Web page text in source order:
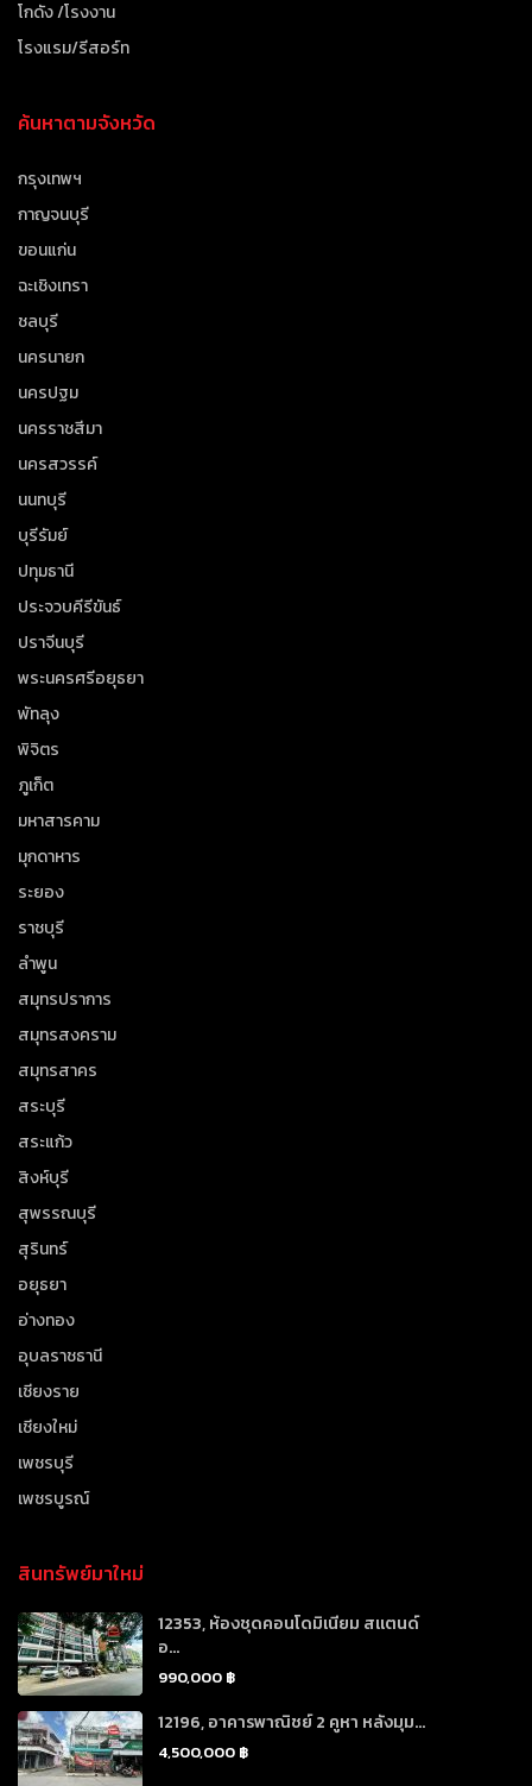
โกดัง /โรงงาน
โรงแรม/รีสอร์ท
ค้นหาตามจังหวัด
กรุงเทพฯ
กาญจนบุรี
ขอนแก่น
ฉะเชิงเทรา
ชลบุรี
นครนายก
นครปฐม
นครราชสีมา
นครสวรรค์
นนทบุรี
บุรีรัมย์
ปทุมธานี
ประจวบคีรีขันธ์
ปราจีนบุรี
พระนครศรีอยุธยา
พัทลุง
พิจิตร
ภูเก็ต
มหาสารคาม
มุกดาหาร
ระยอง
ราชบุรี
ลำพูน
สมุทรปราการ
สมุทรสงคราม
สมุทรสาคร
สระบุรี
สระแก้ว
สิงห์บุรี
สุพรรณบุรี
สุรินทร์
อยุธยา
อ่างทอง
อุบลราชธานี
เชียงราย
เชียงใหม่
เพชรบุรี
เพชรบูรณ์
สินทรัพย์มาใหม่
12353, ห้องชุดคอนโดมิเนียม สแตนด์
อ...
990,000 ฿
12196, อาคารพาณิชย์ 2 คูหา หลังมุม...
4,500,000 ฿